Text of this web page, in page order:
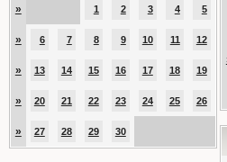
» 1 2 3 4 5
» 6 7 8 9 10 11 12
» 13 14 15 16 17 18 19
» 20 21 22 23 24 25 26
» 27 28 29 30